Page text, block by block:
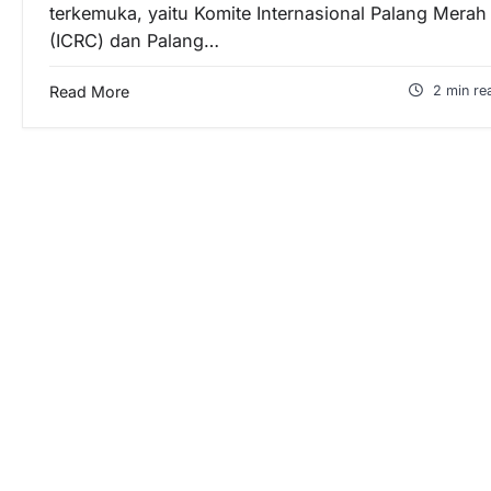
terkemuka, yaitu Komite Internasional Palang Merah
(ICRC) dan Palang…
Read More 2 min